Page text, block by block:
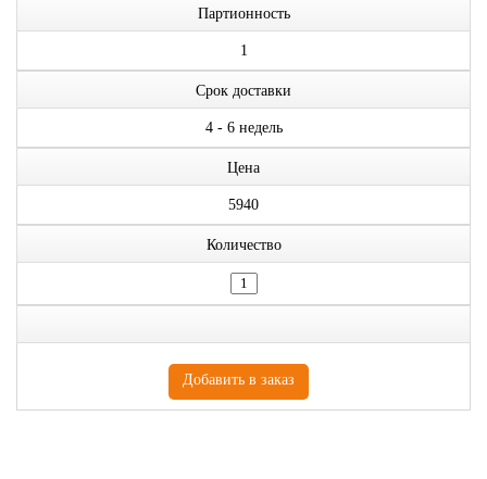
Партионность
1
Срок доставки
4 - 6 недель
Цена
5940
Количество